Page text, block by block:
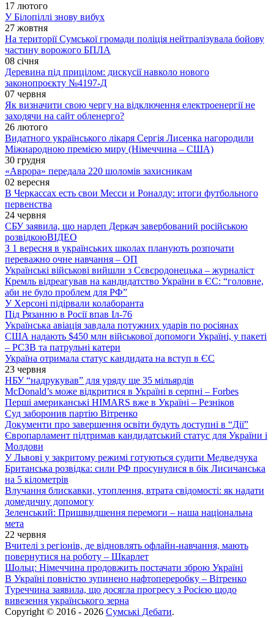
17 лютого
У Білопіллі знову вибух
27 жовтня
На території Сумської громади поліція нейтралізувала бойову
частину ворожого БПЛА
08 січня
Деревина під прицілом: дискусії навколо нового
законопроєкту №4197-Д
07 червня
Як визначити свою чергу на відключення електроенергії не
заходячи на сайт обленерго?
26 лютого
Видатного українського лікаря Сергія Лисенка нагородили
Міжнародною премією миру (Німеччина – США)
30 грудня
«Аврора» передала 220 шоломів захисникам
02 вересня
В Черкассах есть свои Месси и Роналду: итоги футбольного
первенства
24 червня
СБУ заявила, що нардеп Деркач завербований російською
розвідкоюВІДЕО
З 1 вересня в українських школах планують розпочати
переважно очне навчання – ОП
Українські військові вийшли з Сєвєродонецька – журналіст
Кремль відреагував на кандидатство України в ЄС: “головне,
аби не було проблем для РФ”
У Херсоні підірвали колаборанта
Під Рязанню в Росії впав Іл-76
Українська авіація завдала потужних ударів по росіянах
США надають $450 млн військової допомоги Україні, у пакеті
– РСЗВ та патрульні катери
Україна отримала статус кандидата на вступ в ЄС
23 червня
НБУ “надрукував” для уряду ще 35 мільярдів
McDonald’s може відкритися в Україні в серпні – Forbes
Перші американські HIMARS вже в Україні – Резніков
Суд заборонив партію Вітренко
Документи про завершення освіти будуть доступні в “Дії”
Європарламент підтримав кандидатський статус для України і
Молдови
У Львові у закритому режимі готуються судити Медведчука
Британська розвідка: сили РФ просунулися в бік Лисичанська
на 5 кілометрів
Влучання блискавки, утоплення, втрата свідомості: як надати
домедичну допомогу
Зеленський: Пришвидшення перемоги – наша національна
мета
22 червня
Вчителі з регіонів, де відновлять офлайн-навчання, мають
повернутися на роботу – Шкарлет
Шольц: Німеччина продовжить постачати зброю Україні
В Україні повністю зупинено нафтопереробку – Вітренко
Туреччина заявила, що досягла прогресу з Росією щодо
вивезення українського зерна
Copyright © 2016 - 2026 Сумські Дебати.